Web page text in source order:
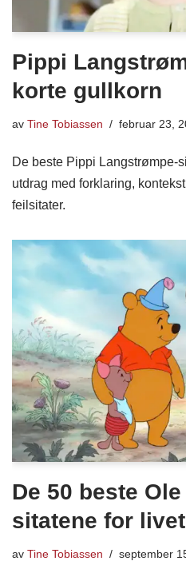
Pippi
korte gullkorn
av Tine Tobiassen februar 23,
De beste Pippi Langstrømpe-
utdrag med forklaring,
feilsitater.
De 50 beste
sitatene for
av Tine Tobiassen september